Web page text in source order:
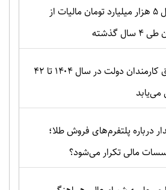
وصول ۵ هزار میلیارد تومان مالیات از
گذشته
حقوق کارمندان دولت در سال ۱۴۰۴ تا ۴۲
درباره پلتفرم‌های فروش طلا؛
مالی تکرار می‌شود؟